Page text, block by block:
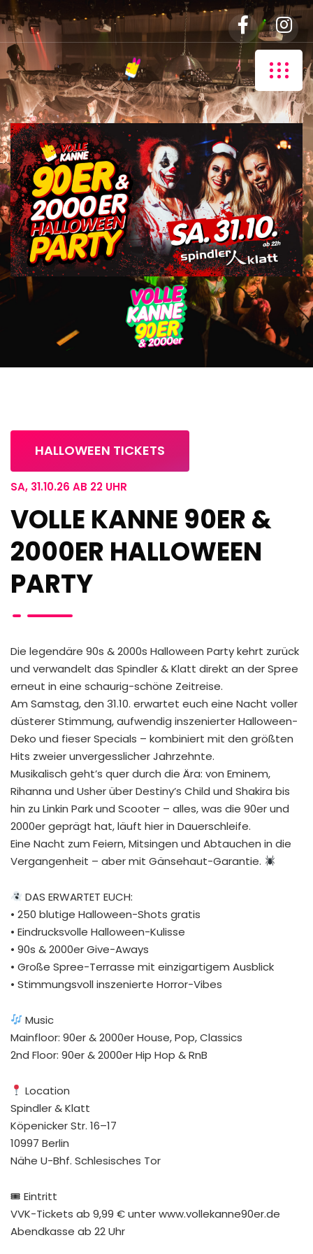
HALLOWEEN TICKETS
SA, 31.10.26 AB 22 UHR
VOLLE KANNE 90ER &
2000ER HALLOWEEN
PARTY
Die legendäre 90s & 2000s Halloween Party kehrt zurück
und verwandelt das Spindler & Klatt direkt an der Spree
erneut in eine schaurig-schöne Zeitreise.
Am Samstag, den 31.10. erwartet euch eine Nacht voller
düsterer Stimmung, aufwendig inszenierter Halloween-
Deko und fieser Specials – kombiniert mit den größten
Hits zweier unvergesslicher Jahrzehnte.
Musikalisch geht’s quer durch die Ära: von Eminem,
Rihanna und Usher über Destiny’s Child und Shakira bis
hin zu Linkin Park und Scooter – alles, was die 90er und
2000er geprägt hat, läuft hier in Dauerschleife.
Eine Nacht zum Feiern, Mitsingen und Abtauchen in die
Vergangenheit – aber mit Gänsehaut-Garantie.
DAS ERWARTET EUCH:
• 250 blutige Halloween-Shots gratis
• Eindrucksvolle Halloween-Kulisse
• 90s & 2000er Give-Aways
• Große Spree-Terrasse mit einzigartigem Ausblick
• Stimmungsvoll inszenierte Horror-Vibes
Music
Mainfloor: 90er & 2000er House, Pop, Classics
2nd Floor: 90er & 2000er Hip Hop & RnB
Location
Spindler & Klatt
Köpenicker Str. 16–17
10997 Berlin
Nähe U-Bhf. Schlesisches Tor
🎟 Eintritt
VVK-Tickets ab 9,99 € unter www.vollekanne90er.de
Abendkasse ab 22 Uhr